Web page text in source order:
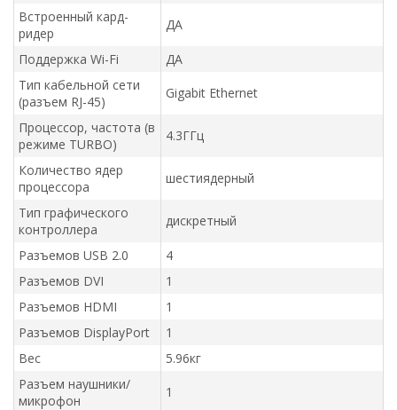
Встроенный кард-
ридер
ДА
Поддержка Wi-Fi
ДА
Тип кабельной сети
(разъем RJ-45)
Gigabit Ethernet
Процессор, частота (в
режиме TURBO)
4.3ГГц
Количество ядер
процессора
шестиядерный
Тип графического
контроллера
дискретный
Разъемов USB 2.0
4
Разъемов DVI
1
Разъемов HDMI
1
Разъемов DisplayPort
1
Вес
5.96кг
Разъем наушники/
микрофон
1